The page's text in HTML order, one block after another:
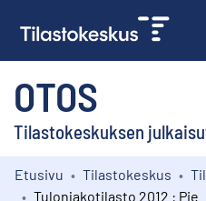
OTOS
Tilastokeskuksen
Kokoelmat
Etusivu Tilastokeskus